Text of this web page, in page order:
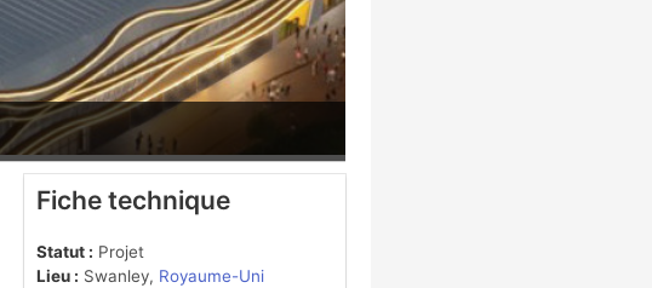
Fiche technique
Statut : Projet
Lieu : Swanley, Royaume-Uni